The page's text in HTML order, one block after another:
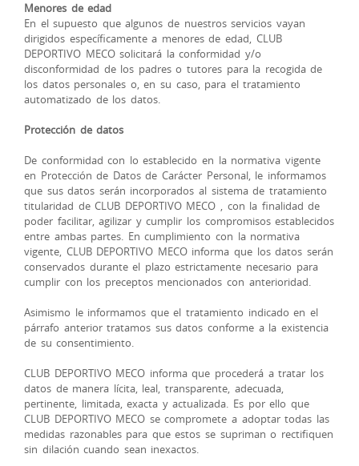
Menores de edad
En el supuesto que algunos de nuestros servicios vayan
dirigidos específicamente a menores de edad, CLUB
DEPORTIVO MECO solicitará la conformidad y/o
disconformidad de los padres o tutores para la recogida de
los datos personales o, en su caso, para el tratamiento
automatizado de los datos.
Protección de datos
De conformidad con lo establecido en la normativa vigente
en Protección de Datos de Carácter Personal, le informamos
que sus datos serán incorporados al sistema de tratamiento
titularidad de CLUB DEPORTIVO MECO , con la finalidad de
poder facilitar, agilizar y cumplir los compromisos establecidos
entre ambas partes. En cumplimiento con la normativa
vigente, CLUB DEPORTIVO MECO informa que los datos serán
conservados durante el plazo estrictamente necesario para
cumplir con los preceptos mencionados con anterioridad.
Asimismo le informamos que el tratamiento indicado en el
párrafo anterior tratamos sus datos conforme a la existencia
de su consentimiento.
CLUB DEPORTIVO MECO informa que procederá a tratar los
datos de manera lícita, leal, transparente, adecuada,
pertinente, limitada, exacta y actualizada. Es por ello que
CLUB DEPORTIVO MECO se compromete a adoptar todas las
medidas razonables para que estos se supriman o rectifiquen
sin dilación cuando sean inexactos.